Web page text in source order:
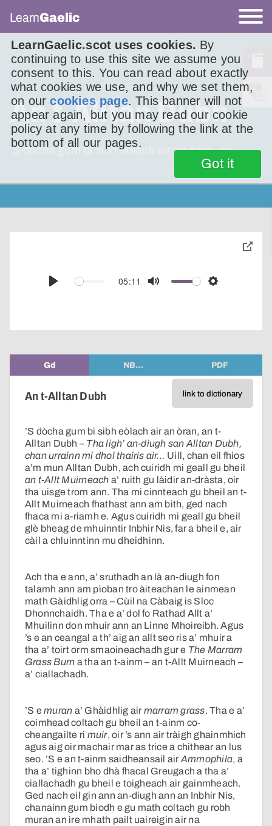
LearnGaelic.scot uses cookies. By
continuing to use this site we assume you
consent to this. You can read about exactly
what cookies we use, and why we set them,
on ourcookies page. This banner will not
appear again, but you may read our cookie
policy at any time by following the link at the
bottom of all our pages.
Got it
LearnGaelic
An t-Alltan Dubh
’S dòcha gum bi sibh eòlach air an òran, an
Play
05:11
Mute Settings
toggle
Gd NB… PDF
link to dictionary
An t-Alltan Dubh
’S dòcha gum bi sibh eòlach air an òran, an t-
Alltan Dubh – Tha ligh’ an-diugh san Alltan Dubh,
chan urrainn mi dhol thairis air… Uill, chan eil fhios
a’m mun Alltan Dubh, ach cuiridh mi geall gu bheil
an t-Allt Muirneach a’ ruith gu làidir an-dràsta, oir
tha uisge trom ann. Tha mi cinnteach gu bheil an t-
Allt Muirneach fhathast ann am bith, ged nach
fhaca mi a-riamh e. Agus cuiridh mi geall gu bheil
glè bheag de mhuinntir Inbhir Nis, far a bheil e, air
càil a chluinntinn mu dheidhinn.
Ach tha e ann, a’ sruthadh an là an-diugh fon
talamh ann am pìoban tro àiteachan le ainmean
math Gàidhlig orra – Cùil na Càbaig is Sloc
Dhonnchaidh. Tha e a’ dol fo Rathad Allt a’
Mhuilinn don mhuir ann an Linne Mhoireibh. Agus
’s e an ceangal a th’ aig an allt seo ris a’ mhuir a
tha a’ toirt orm smaoineachadh gur e The Marram
Grass Burn a tha an t-ainm – an t-Allt Muirneach –
a’ ciallachadh.
’S emuran a’ Ghàidhlig air marram grass. Tha e a’
coimhead coltach gu bheil an t-ainm co-
cheangailte ri muir, oir ’s ann air tràigh ghainmhich
agus aig oir machair mar as trice a chithear an lus
seo. ’S e an t-ainm saidheansail airAmmophila, a
tha a’ tighinn bho dhà fhacal Greugach a tha a’
ciallachadh gu bheil e toigheach air gainmheach.
Ged nach eil gin ann an-diugh ann an Inbhir Nis,
chanainn gum biodh e gu math coltach gu robh
muran an ìre mhath pailt uaireigin air na